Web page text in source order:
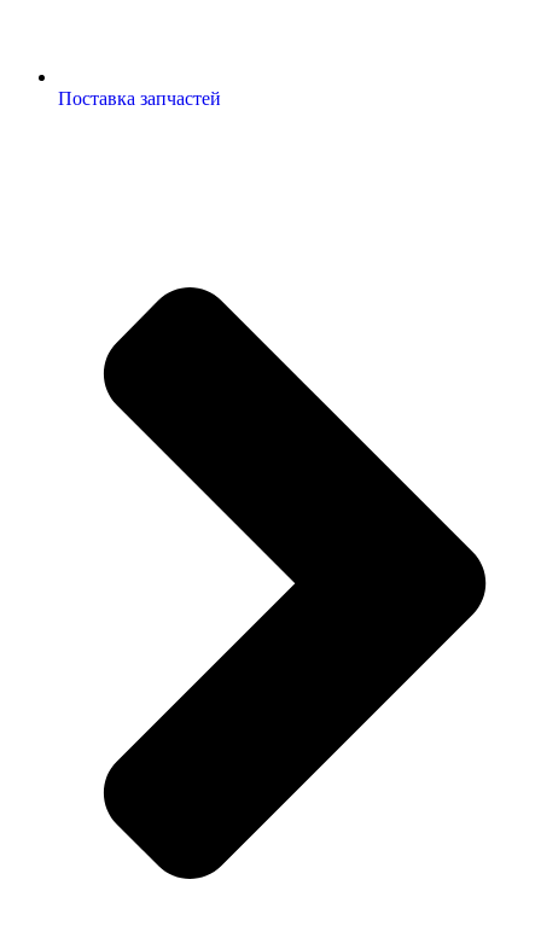
Поставка запчастей